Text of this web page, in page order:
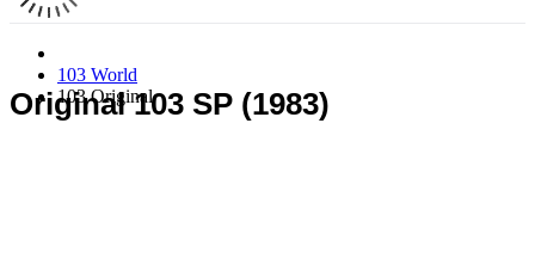
103 World
103 Original
Original 103 SP (1983)